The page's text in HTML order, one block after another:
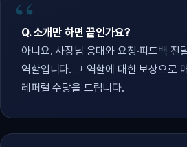
Q. 소개만 하면 끝인가요?
아니요. 사장님 응대와 요청·피드백 전
역할입니다. 그 역할에 대한 보상으로
레퍼럴 수당을 드립니다.